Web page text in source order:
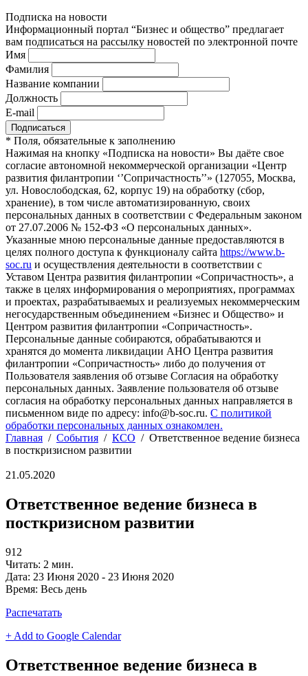
Подписка на новости
Информационный портал “Бизнес и общество” предлагает
вам подписаться на рассылку новостей по электронной почте
Имя
Фамилия
Название компании
Должность
E-mail
* Поля, обязательные к заполнению
Нажимая на кнопку «Подписка на новости» Вы даёте свое
согласие автономной некоммерческой организации «Центр
развития филантропии ‘’Сопричастность’’» (127055, Москва,
ул. Новослободская, 62, корпус 19) на обработку (сбор,
хранение), в том числе автоматизированную, своих
персональных данных в соответствии с Федеральным законом
от 27.07.2006 № 152-ФЗ «О персональных данных».
Указанные мною персональные данные предоставляются в
целях полного доступа к функционалу сайта https://www.b-
soc.ru и осуществления деятельности в соответствии с
Уставом Центра развития филантропии «Сопричастность», а
также в целях информирования о мероприятиях, программах
и проектах, разрабатываемых и реализуемых некоммерческим
негосударственным объединением «Бизнес и Общество» и
Центром развития филантропии «Сопричастность».
Персональные данные собираются, обрабатываются и
хранятся до момента ликвидации АНО Центра развития
филантропии «Сопричастность» либо до получения от
Пользователя заявления об отзыве Согласия на обработку
персональных данных. Заявление пользователя об отзыве
согласия на обработку персональных данных направляется в
письменном виде по адресу: info@b-soc.ru. С политикой
обработки персональных данных ознакомлен.
Главная / События / КСО / Ответственное ведение бизнеса
в посткризисном развитии
21.05.2020
Ответственное ведение бизнеса в
посткризисном развитии
912
Читать: 2 мин.
Дата: 23 Июня 2020 - 23 Июня 2020
Время: Весь день
Распечатать
+ Add to Google Calendar
Ответственное ведение бизнеса в